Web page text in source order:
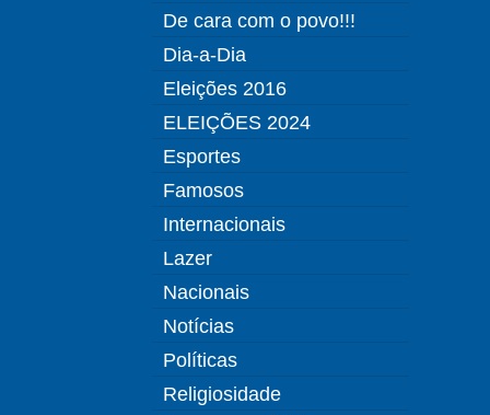
De cara com o povo!!!
Dia-a-Dia
Eleições 2016
ELEIÇÕES 2024
Esportes
Famosos
Internacionais
Lazer
Nacionais
Notícias
Políticas
Religiosidade